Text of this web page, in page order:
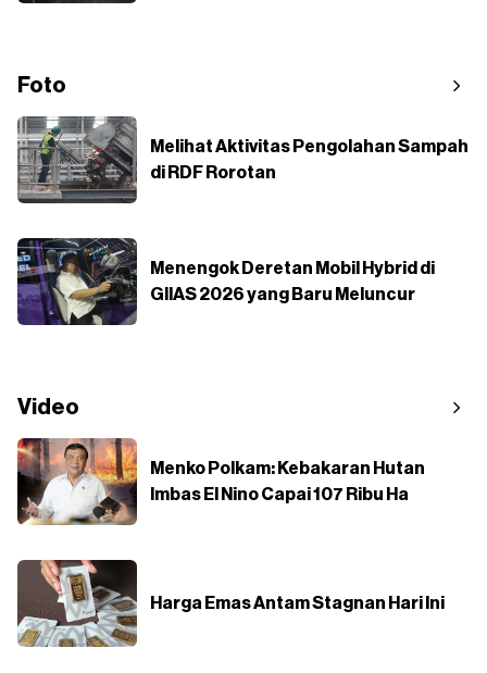
Foto
Melihat Aktivitas Pengolahan Sampah
di RDF Rorotan
Menengok Deretan Mobil Hybrid di
GIIAS 2026 yang Baru Meluncur
Video
Menko Polkam: Kebakaran Hutan
Imbas El Nino Capai 107 Ribu Ha
Harga Emas Antam Stagnan Hari Ini